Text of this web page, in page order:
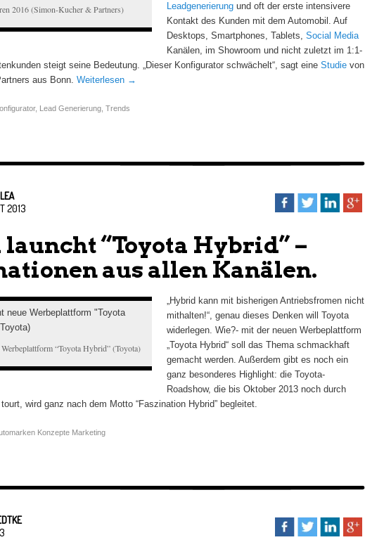
2016 (Simon-Kucher & Partners)
Leadgenerierungund oft der erste intensivere
Kontakt des Kunden mit dem Automobil. Auf
Desktops, Smartphones, Tablets, Social Media
Kanälen, im Showroom und nicht zuletzt im 1:1-
steigt seine Bedeutung. „Dieser Konfigurator schwächelt“, sagt eine Studievon
aus Bonn. Weiterlesen →
, Lead Generierung, Trends
2013
launcht “Toyota Hybrid” –
aus allen Kanälen.
“Toyota Hybrid” (Toyota)
„Hybrid kann mit bisherigen Antriebsfromen nicht
mithalten!“, genau dieses Denken will Toyota
widerlegen. Wie?- mit der neuen Werbeplattform
„Toyota Hybrid“ soll das Thema schmackhaft
gemacht werden. Außerdem gibt es noch ein
ganz besonderes Highlight: die Toyota-
Roadshow, die bis Oktober 2013 noch durch
wird ganz nach dem Motto “Faszination Hybrid” begleitet.
Konzepte Marketing